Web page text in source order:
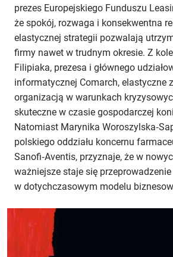
prezes Europejskiego Funduszu
że spokój, rozwaga i konsekwentna
elastycznej strategii pozwalają
firmy nawet w trudnym okresie. Z
Filipiaka, prezesa i głównego
informatycznej Comarch, elastyczne
organizacją w warunkach
skuteczne w czasie gospodarczej
Natomiast Marynika
polskiego oddziału koncernu
Sanofi‑Aventis, przyznaje, że w
ważniejsze staje się
w dotychczasowym modelu